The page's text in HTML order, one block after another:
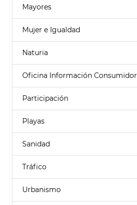
Mayores
Mujer e Igualdad
Naturia
Oficina Información Consumidor
Participación
Playas
Sanidad
Tráfico
Urbanismo